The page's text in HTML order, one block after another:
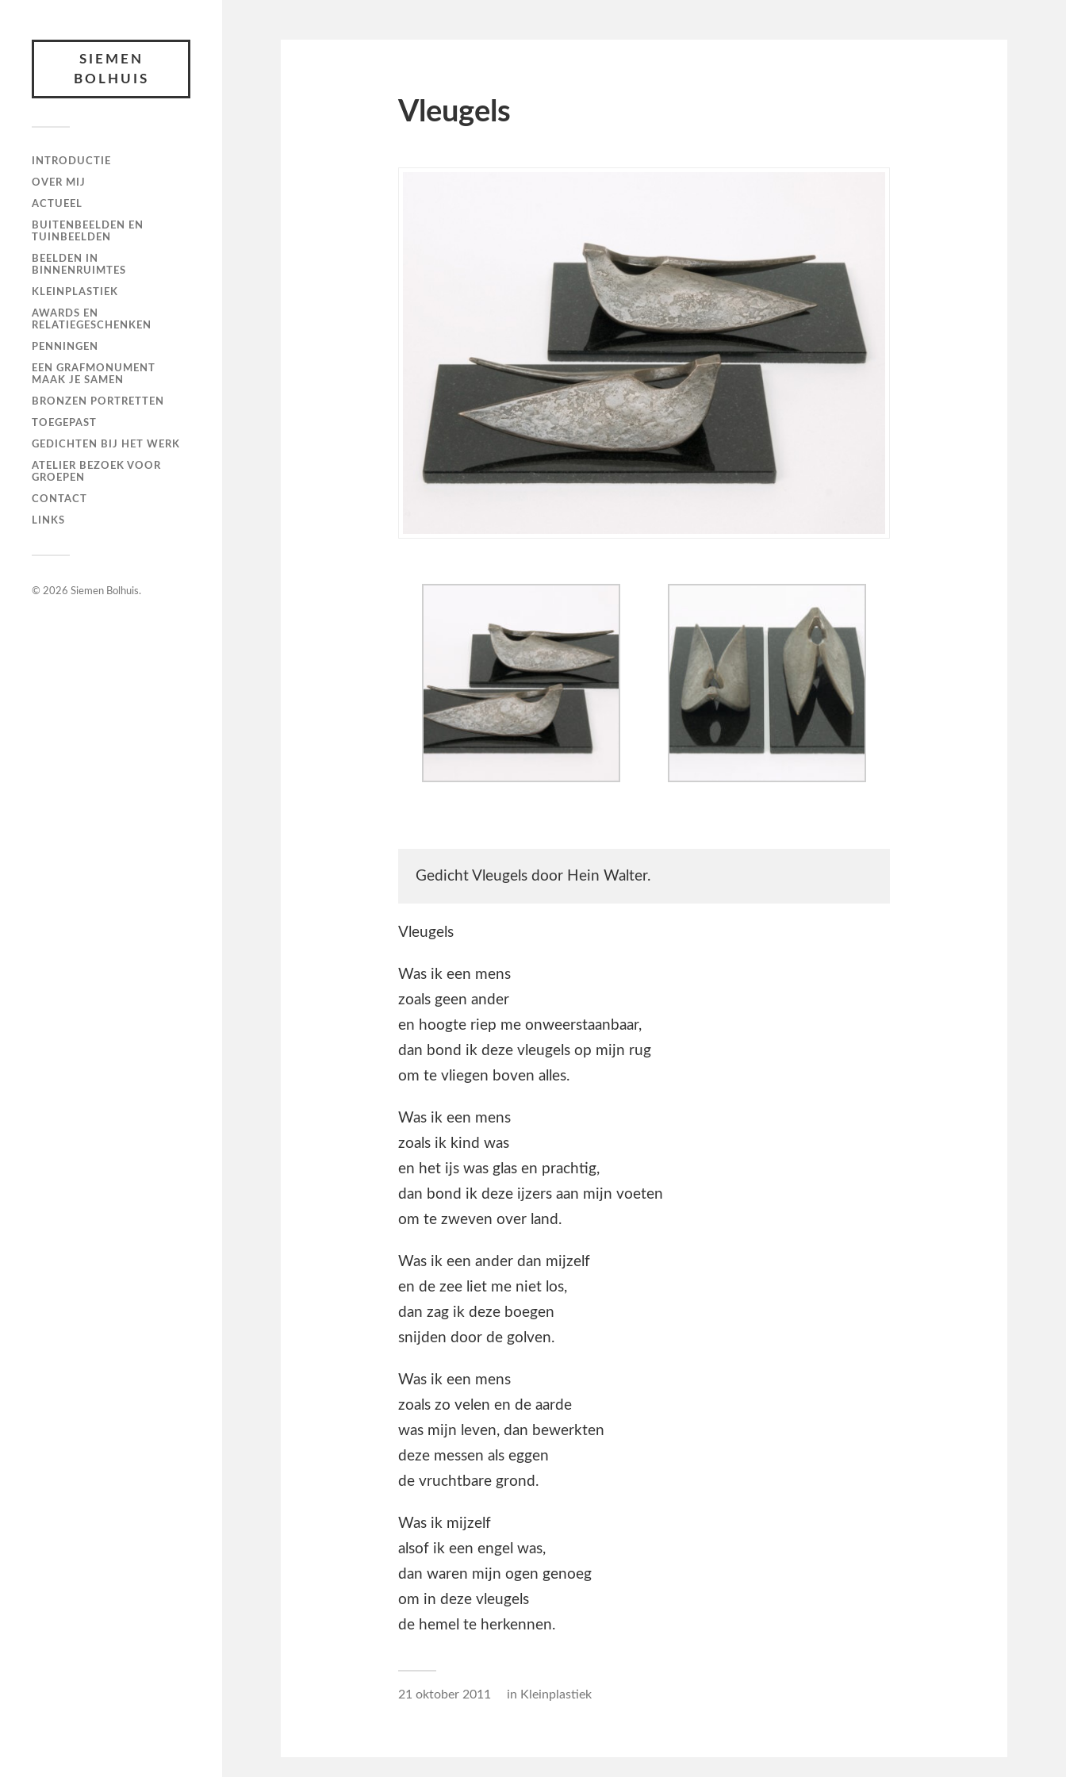
SIEMEN
BOLHUIS
INTRODUCTIE
OVER MIJ
ACTUEEL
BUITENBEELDEN EN
TUINBEELDEN
BEELDEN IN
BINNENRUIMTES
KLEINPLASTIEK
AWARDS EN
RELATIEGESCHENKEN
PENNINGEN
EEN GRAFMONUMENT
MAAK JE SAMEN
BRONZEN PORTRETTEN
TOEGEPAST
GEDICHTEN BIJ HET WERK
ATELIER BEZOEK VOOR
GROEPEN
CONTACT
LINKS
© 2026 Siemen Bolhuis.
Vleugels
Gedicht Vleugels door Hein Walter.
Vleugels
Was ik een mens
zoals geen ander
en hoogte riep me onweerstaanbaar,
dan bond ik deze vleugels op mijn rug
om te vliegen boven alles.
Was ik een mens
zoals ik kind was
en het ijs was glas en prachtig,
dan bond ik deze ijzers aan mijn voeten
om te zweven over land.
Was ik een ander dan mijzelf
en de zee liet me niet los,
dan zag ik deze boegen
snijden door de golven.
Was ik een mens
zoals zo velen en de aarde
was mijn leven, dan bewerkten
deze messen als eggen
de vruchtbare grond.
Was ik mijzelf
alsof ik een engel was,
dan waren mijn ogen genoeg
om in deze vleugels
de hemel te herkennen.
21 oktober 2011 in Kleinplastiek